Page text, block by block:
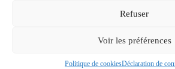
Refuser
Voir les préférences
Politique de cookiesDéclaration de
Chand’energies